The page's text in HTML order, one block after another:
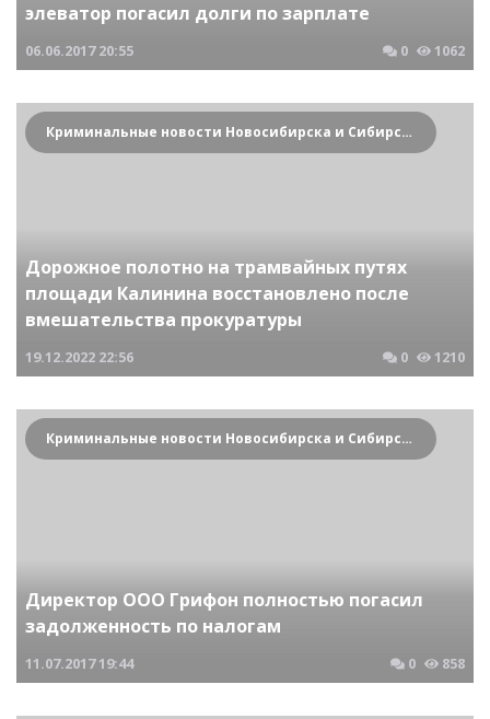
элеватор погасил долги по зарплате
06.06.2017 20:55 0 1062
Криминальные новости Новосибирска и Сибирского региона
Дорожное полотно на трамвайных путях
площади Калинина восстановлено после
вмешательства прокуратуры
19.12.2022 22:56 0 1210
Криминальные новости Новосибирска и Сибирского региона
Директор ООО Грифон полностью погасил
задолженность по налогам
11.07.201719:44 0 858